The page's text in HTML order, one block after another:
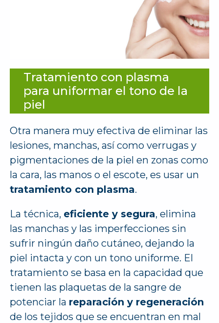
Tratamiento con plasma
para uniformar el tono de la
piel
Otra manera muy efectiva de eliminar las
lesiones, manchas, así como verrugas y
pigmentaciones de la piel en zonas como
la cara, las manos o el escote, es usar un
tratamiento con plasma.
La técnica, eficiente y segura, elimina
las manchas y las imperfecciones sin
sufrir ningún daño cutáneo, dejando la
piel intacta y con un tono uniforme. El
tratamiento se basa en la capacidad que
tienen las plaquetas de la sangre de
potenciar la reparación y regeneración
de los tejidos que se encuentran en mal